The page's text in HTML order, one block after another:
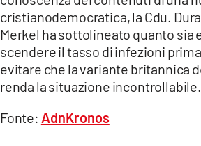
cristianodemocratica, la Cdu.
Merkel ha sottolineato quanto sia
scendere il tasso di infezioni
evitare che la variante britannica
renda la situazione incontrollabile.
Fonte: AdnKronos